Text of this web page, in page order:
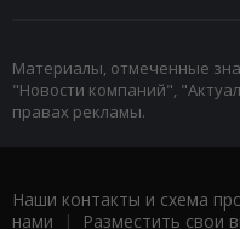
Материалы, отмеченные
"Новости компаний",
правах рекламы.
Наши контакты и схема
нами | Разместить свои